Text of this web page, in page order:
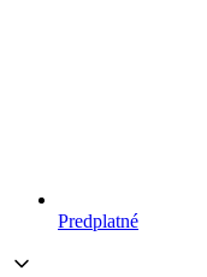
Predplatné